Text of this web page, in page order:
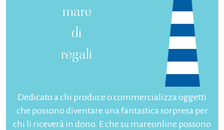
mare
di
regali
Dedicato a chi produce o commercializza oggetti
che possono diventare una fantastica sorpresa per
chi li riceverà in dono. E che su mareonline possono